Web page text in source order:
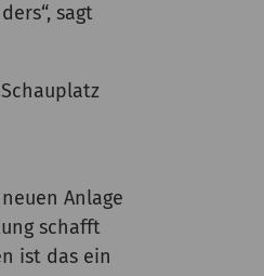
sagt
Anlage
schafft
ist das ein